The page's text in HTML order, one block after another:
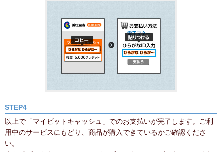
STEP4
以上で「マイビットキャッシュ」でのお支払いが完了します。ご利
用中のサービスにもどり、商品が購入できているかご確認くださ
い。